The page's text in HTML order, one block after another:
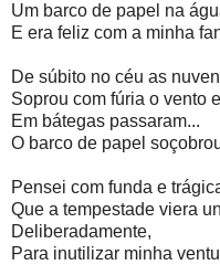
Um barco de papel na
E era feliz com a minha
De súbito no céu as
Soprou com fúria o vento
Em bátegas passaram...
O barco de papel
Pensei com funda e
Que a tempestade viera
Deliberadamente,
Para inutilizar minha